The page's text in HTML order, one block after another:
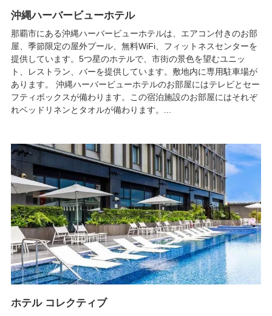
沖縄ハーバービューホテル
那覇市にある沖縄ハーバービューホテルは、エアコン付きのお部
屋、季節限定の屋外プール、無料WiFi、フィットネスセンターを
提供しています。5つ星のホテルで、市街の景色を望むユニッ
ト、レストラン、バーを提供しています。敷地内に専用駐車場が
あります。 沖縄ハーバービューホテルのお部屋にはテレビとセー
フティボックスが備わります。この宿泊施設のお部屋にはそれぞ
れベッドリネンとタオルが備わります。...
ホテル コレクティブ